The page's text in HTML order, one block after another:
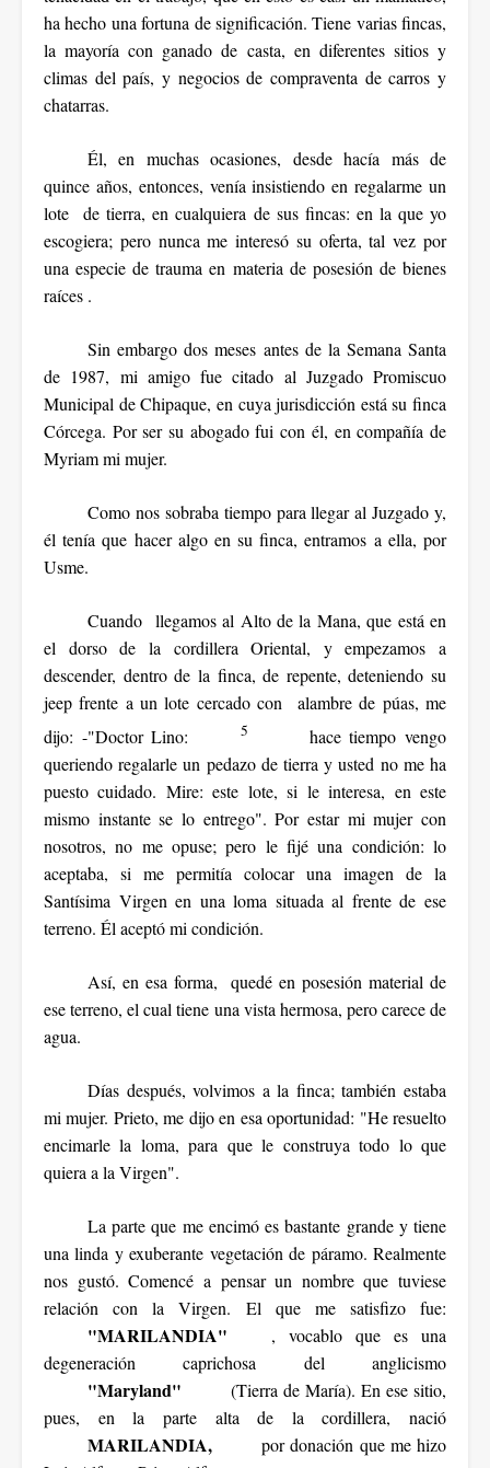
ha hecho una fortuna de significación. Tiene varias fincas,
la mayoría con ganado de casta, en diferentes sitios y
climas del país, y negocios de compraventa de carros y
chatarras.
Él, en muchas ocasiones, desde hacía más de
quince años, entonces, venía insistiendo en regalarme un
lote de tierra, en cualquiera de sus fincas: en la que yo
escogiera; pero nunca me interesó su oferta, tal vez por
una especie de trauma en materia de posesión de bienes
raíces .
Sin embargo dos meses antes de la Semana Santa
de 1987, mi amigo fue citado al Juzgado Promiscuo
Municipal de Chipaque, en cuya jurisdicción está su finca
Córcega. Por ser su abogado fui con él, en compañía de
Myriam mi mujer.
Como nos sobraba tiempo para llegar al Juzgado y,
él tenía que hacer algo en su finca, entramos a ella, por
Usme.
Cuando llegamos al Alto de la Mana, que está en
el dorso de la cordillera Oriental, y empezamos a
descender, dentro de la finca, de repente, deteniendo su
jeep frente a un lote cercado con alambre de púas, me
dijo: -"Doctor Lino:
5
hace tiempo vengo
queriendo regalarle un pedazo de tierra y usted no me ha
puesto cuidado. Mire: este lote, si le interesa, en este
mismo instante se lo entrego". Por estar mi mujer con
nosotros, no me opuse; pero le fijé una condición: lo
aceptaba, si me permitía colocar una imagen de la
Santísima Virgen en una loma situada al frente de ese
terreno. Él aceptó mi condición.
Así, en esa forma, quedé en posesión material de
ese terreno, el cual tiene una vista hermosa, pero carece de
agua.
Días después, volvimos a la finca; también estaba
mi mujer. Prieto, me dijo en esa oportunidad: "He resuelto
encimarle la loma, para que le construya todo lo que
quiera a la Virgen".
La parte que me encimó es bastante grande y tiene
una linda y exuberante vegetación de páramo. Realmente
nos gustó. Comencé a pensar un nombre que tuviese
relación con la Virgen. El que me satisfizo fue:
"MARILANDIA"
, vocablo que es una
degeneración caprichosa del anglicismo
"Maryland"
(Tierra de María). En ese sitio,
pues, en la parte alta de la cordillera, nació
MARILANDIA,
por donación que me hizo